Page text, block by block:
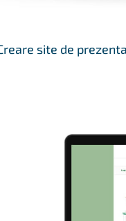
site de